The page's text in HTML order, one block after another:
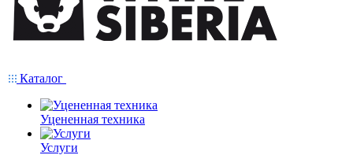
Каталог
Уцененная техника
Услуги